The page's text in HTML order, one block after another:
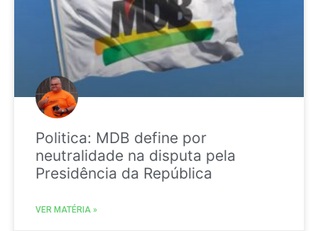
Politica: MDB define por
neutralidade na disputa pela
Presidência da República
VER MATÉRIA »